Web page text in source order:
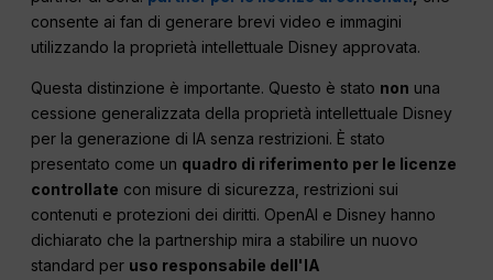
consente ai fan di generare brevi video e immagini
utilizzando la proprietà intellettuale Disney approvata.
Questa distinzione è importante. Questo è stato non una
cessione generalizzata della proprietà intellettuale Disney
per la generazione di IA senza restrizioni. È stato
presentato come un quadro di riferimento per le licenze
controllate con misure di sicurezza, restrizioni sui
contenuti e protezioni dei diritti. OpenAI e Disney hanno
dichiarato che la partnership mira a stabilire un nuovo
standard per uso responsabile dell'IA